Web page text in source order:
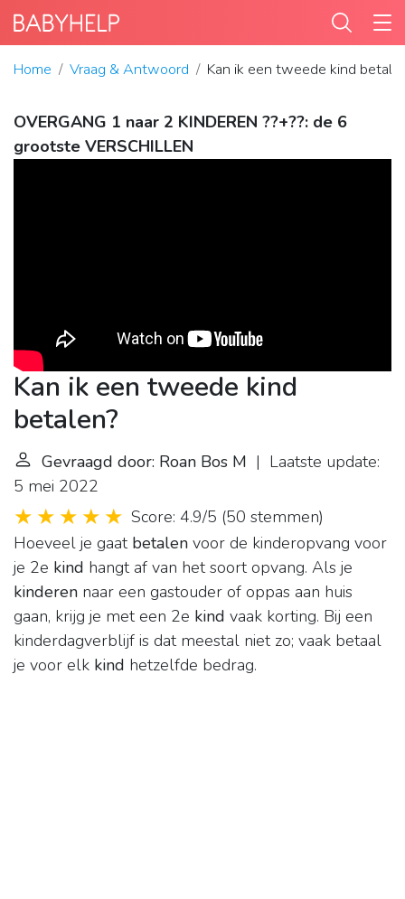
Home Vraag & Antwoord Kan ik een tweede kind
OVERGANG 1 naar 2 KINDEREN ??+??: de 6
grootste VERSCHILLEN
Kan ik een tweede kind
betalen?
Gevraagd door: Roan Bos M | Laatste update:
5 mei 2022
Score: 4.9/5 (50 stemmen)
Hoeveel je gaat betalen voor de kinderopvang voor
je 2e kind hangt af van het soort opvang. Als je
kinderen naar een gastouder of oppas aan huis
gaan, krijg je met een 2e kind vaak korting. Bij een
kinderdagverblijf is dat meestal niet zo; vaak betaal
je voor elk kind hetzelfde bedrag.